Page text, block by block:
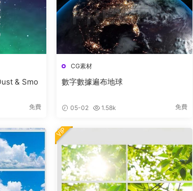
& Smo
免費
CG素材
數字數據遍布地球
05-02 1.58k 免費
VIP